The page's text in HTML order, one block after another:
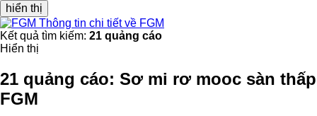
hiển thị
Thông tin chi tiết về FGM
Kết quả tìm kiếm: 21 quảng cáo
Hiển thị
21 quảng cáo: Sơ mi rơ mooc sàn thấp
FGM